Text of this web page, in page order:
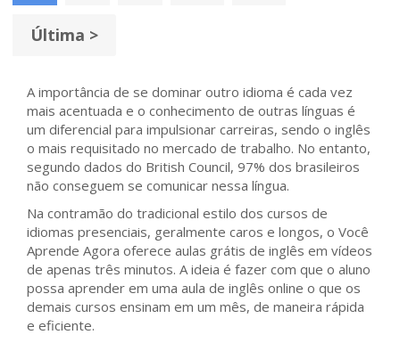
Última >
A importância de se dominar outro idioma é cada vez
mais acentuada e o conhecimento de outras línguas é
um diferencial para impulsionar carreiras, sendo o inglês
o mais requisitado no mercado de trabalho. No entanto,
segundo dados do British Council, 97% dos brasileiros
não conseguem se comunicar nessa língua.
Na contramão do tradicional estilo dos cursos de
idiomas presenciais, geralmente caros e longos, o Você
Aprende Agora oferece aulas grátis de inglês em vídeos
de apenas três minutos. A ideia é fazer com que o aluno
possa aprender em uma aula de inglês online o que os
demais cursos ensinam em um mês, de maneira rápida
e eficiente.